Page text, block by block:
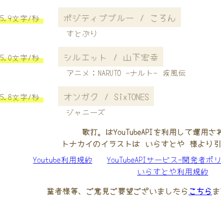
5.9文字/秒 ポジティブブルー / ころん
すとぷり
5.0文字/秒 シルエット / 山下宏幸
アニメ：NARUTO -ナルト- 疾風伝
5.8文字/秒 オンガク / SixTONES
ジャニーズ
歌打。はYouTubeAPIを利用して運用さ
トナカイのイラストは いらすとや 様より
Youtube利用規約
YouTubeAPIサービス-開発者ポ
いらすとや利用規約
業者様等、ご意見ご要望ございましたら こちら